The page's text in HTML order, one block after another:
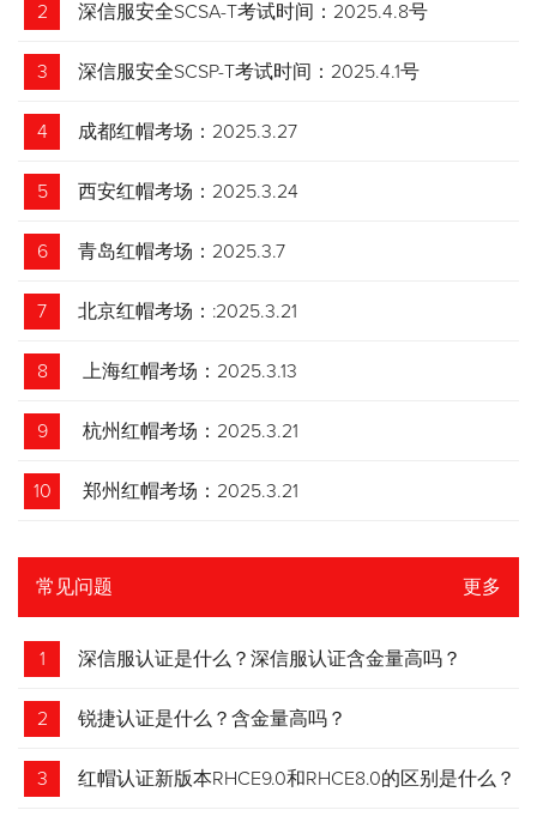
2 深信服安全SCSA-T考试时间：2025.4.8号
3 深信服安全SCSP-T考试时间：2025.4.1号
4 成都红帽考场：2025.3.27
5 西安红帽考场：2025.3.24
6 青岛红帽考场：2025.3.7
7 北京红帽考场：:2025.3.21
8 上海红帽考场：2025.3.13
9 杭州红帽考场：2025.3.21
10 郑州红帽考场：2025.3.21
常见问题 更多
1 深信服认证是什么？深信服认证含金量高吗？
2 锐捷认证是什么？含金量高吗？
3 红帽认证新版本RHCE9.0和RHCE8.0的区别是什么？